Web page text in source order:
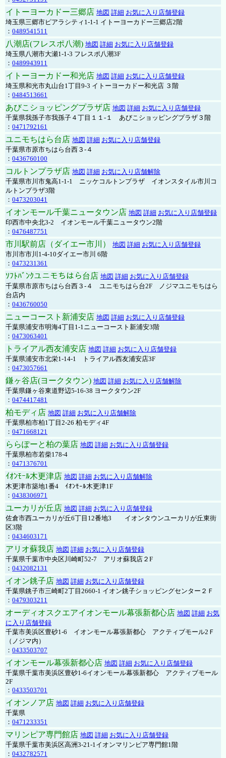
イトーヨーカドー三郷店 地図 詳細 お気に入り店舗登録
埼玉県三郷市ピアラシティ1-1-1 イトーヨーカドー三郷店2階
： 0489541511
八潮店(フレスポ八潮) 地図 詳細 お気に入り店舗登録
埼玉県八潮市大瀬1-1-3 フレスポ八潮3F
： 0489943911
イトーヨーカドー和光店 地図 詳細 お気に入り店舗登録
埼玉県和光市丸山台1丁目9-3 イトーヨーカドー和光店 ３階
： 0484513661
あびこショッピングプラザ店 地図 詳細 お気に入り店舗登録
千葉県我孫子市我孫子４丁目１１-１ あびこショッピングプラザ３階
： 0471792161
ユニモちはら台店 地図 詳細 お気に入り店舗登録
千葉県市原市ちはら台西３-４
： 0436760100
コルトンプラザ店 地図 詳細 お気に入り店舗解除
千葉県市川市鬼高1-1-1 ニッケコルトンプラザ イオンスタイル市川コ
ルトンプラザ3階
： 0473203041
イオンモール千葉ニュータウン店 地図 詳細 お気に入り店舗登録
印西市中央北3-2 イオンモール千葉ニュータウン2階
： 0476487751
市川駅前店（ダイエー市川） 地図 詳細 お気に入り店舗登録
市川市市川1-4-10ダイエー市川 6階
： 0473231361
ｿﾌﾄﾊﾞﾝｸユニモちはら台店 地図 詳細 お気に入り店舗登録
千葉県市原市ちはら台西３-４ ユニモちはら台2F ノジマユニモちはら
台店内
： 0436760050
ニューコースト新浦安店 地図 詳細 お気に入り店舗登録
千葉県浦安市明海4丁目1-1ニューコースト新浦安3階
： 0473063401
トライアル西友浦安店 地図 詳細 お気に入り店舗登録
千葉県浦安市北栄1-14-1 トライアル西友浦安店3F
： 0473057661
鎌ヶ谷店(ヨークタウン) 地図 詳細 お気に入り店舗解除
千葉県鎌ヶ谷東道野辺5-16-38 ヨークタウン2F
： 0474417481
柏モディ店 地図 詳細 お気に入り店舗解除
千葉県柏市柏1丁目2-26 柏モディ4F
： 0471668121
ららぽーと柏の葉店 地図 詳細 お気に入り店舗登録
千葉県柏市若柴178-4
： 0471376701
ｲｵﾝﾓｰﾙ木更津店 地図 詳細 お気に入り店舗解除
木更津市築地1番4 ｲｵﾝﾓｰﾙ木更津1F
： 0438306971
ユーカリが丘店 地図 詳細 お気に入り店舗登録
佐倉市西ユーカリが丘6丁目12番地3 イオンタウンユーカリが丘東街
区3階
： 0434603171
アリオ蘇我店 地図 詳細 お気に入り店舗登録
千葉県千葉市中央区川崎町52-7 アリオ蘇我店２F
： 0432082131
イオン銚子店 地図 詳細 お気に入り店舗登録
千葉県銚子市三崎町2丁目2660-1 イオン銚子ショッピングセンター２Ｆ
： 0479303211
オーディオスクエアイオンモール幕張新都心店 地図 詳細 お気
に入り店舗登録
千葉市美浜区豊砂1-6 イオンモール幕張新都心 アクティブモール2Ｆ
（ノジマ内）
： 0433503707
イオンモール幕張新都心店 地図 詳細 お気に入り店舗登録
千葉県千葉市美浜区豊砂1-6イオンモール幕張新都心 アクティブモール
2F
： 0433503701
イオンノア店 地図 詳細 お気に入り店舗登録
千葉県
： 0471233351
マリンピア専門館店 地図 詳細 お気に入り店舗登録
千葉県千葉市美浜区高洲3-21-1イオンマリンピア専門館1階
： 0432782571